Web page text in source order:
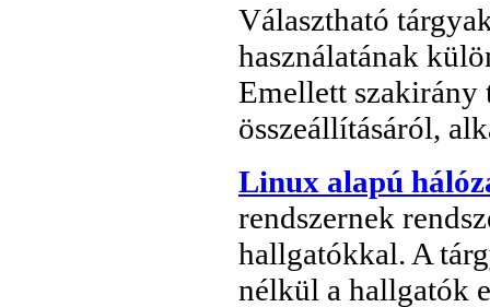
Választható
használatának
Emellett szakirány
összeállításáról,
Linux alapú
rendszernek
hallgatókkal. A
nélkül a hallgatók